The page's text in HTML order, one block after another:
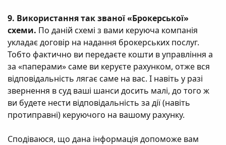
9. Використання так званої «Брокерської»
схеми. По даній схемі з вами керуюча компанія
укладає договір на надання брокерських послуг.
Тобто фактично ви передаєте кошти в управління а
за «паперами» саме ви керуєте рахунком, отже вся
відповідальність лягає саме на вас. І навіть у разі
звернення в суд ваші шанси досить малі, до того ж
ви будете нести відповідальність за дії (навіть
протиправні) керуючого на вашому рахунку.
Сподіваюся, що дана інформація допоможе вам